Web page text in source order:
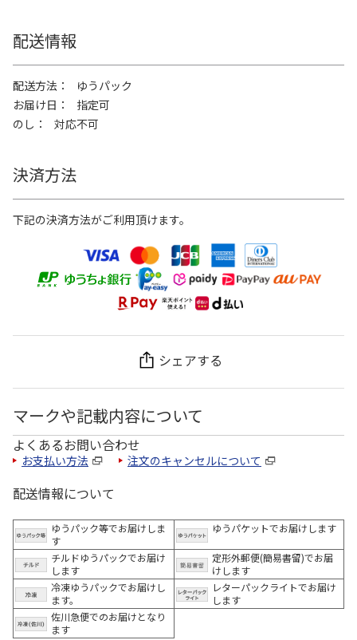
配送情報
配送方法
ゆうパック
お届け日
指定可
のし
対応不可
決済方法
下記の決済方法がご利用頂けます。
シェアする
マークや記載内容について
よくあるお問い合わせ
お支払い方法 注文のキャンセルについて
配送情報について
ゆうパック等でお届けしま
す
ゆうパケットでお届けします
チルドゆうパックでお届け
します
定形外郵便(簡易書留)でお届
けします
冷凍ゆうパックでお届けし
ます。
レターパックライトでお届け
します
佐川急便でのお届けとなり
ます